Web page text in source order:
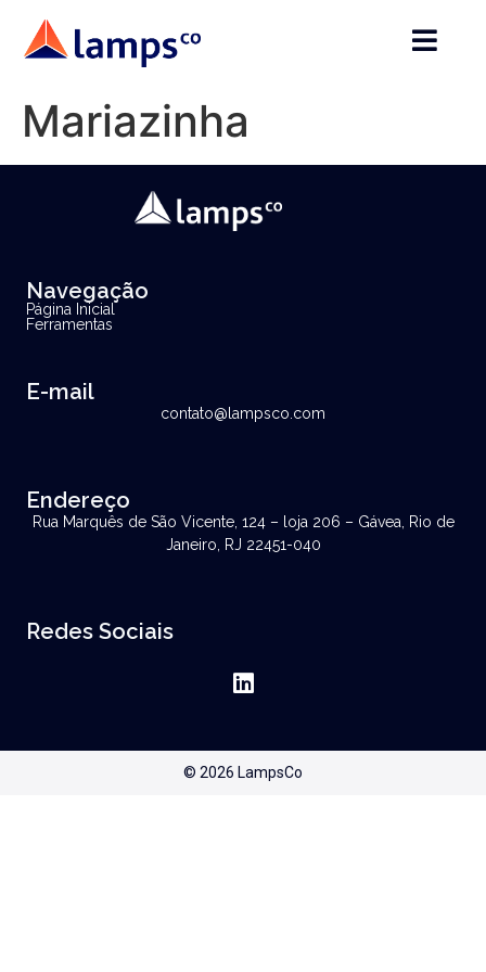
Mariazinha
Navegação
Página Inicial
Ferramentas
E-mail
contato@lampsco.com
Endereço
Rua Marquês de São Vicente, 124 – loja 206 – Gávea, Rio de
Janeiro, RJ 22451-040
Redes Sociais
© 2026 LampsCo